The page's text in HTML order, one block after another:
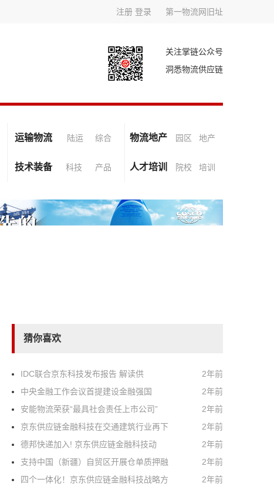
注册 登录 第一物流网旧址
关注掌链公众号
洞悉物流供应链
运输物流 陆运 综合 物流地产 园区 地产
技术装备 科技 产品 人才培训 院校 培训
猜你喜欢
IDC联合京东科技发布报告 解读供
2年前
中央金融工作会议首提建设金融强国
2年前
安能物流荣获“最具社会责任上市公司”
2年前
京东供应链金融科技在交通建筑行业再下
2年前
德邦快递加入! 京东供应链金融科技动
2年前
支持中国（新疆）自贸区开展仓单质押融
2年前
四个一体化！京东供应链金融科技战略方
2年前